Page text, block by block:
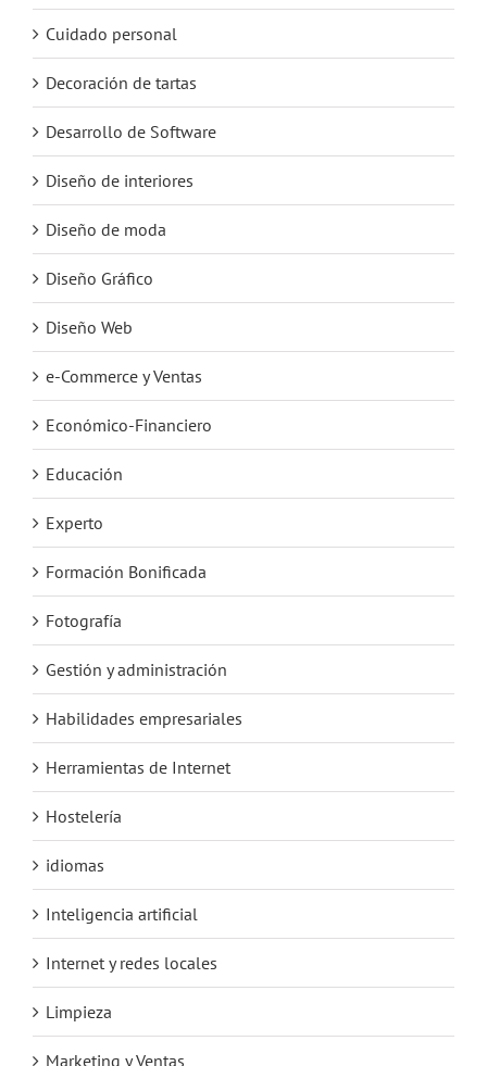
Cuidado personal
Decoración de tartas
Desarrollo de Software
Diseño de interiores
Diseño de moda
Diseño Gráfico
Diseño Web
e-Commerce y Ventas
Económico-Financiero
Educación
Experto
Formación Bonificada
Fotografía
Gestión y administración
Habilidades empresariales
Herramientas de Internet
Hostelería
idiomas
Inteligencia artificial
Internet y redes locales
Limpieza
Marketing y Ventas